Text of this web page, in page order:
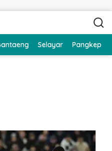
Selayar Pangkep